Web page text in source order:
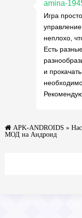
amina-
Игра
неплохо,
Есть
и
APK-ANDROIDS »
МОД на Андроид